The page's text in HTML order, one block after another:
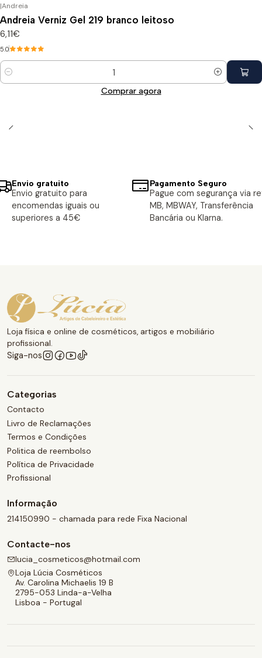
|Andreia
Andreia Verniz Gel 219 branco leitoso
6,11€
5.0
Quantidade
Comprar agora
Envio gratuito
Envio gratuito para
encomendas iguais ou
superiores a 45€
Pagamento Seguro
Pague com segurança via
MB, MBWAY, Transferência
Bancária ou Klarna.
Loja física e online de cosméticos, artigos e mobiliário
profissional.
Siga-nos
Categorias
Contacto
Livro de Reclamações
Termos e Condições
Politica de reembolso
Política de Privacidade
Profissional
Informação
214150990 - chamada para rede Fixa Nacional
Contacte-nos
lucia_cosmeticos@hotmail.com
Loja Lúcia Cosméticos
Av. Carolina Michaelis 19 B
2795-053 Linda-a-Velha
Lisboa - Portugal